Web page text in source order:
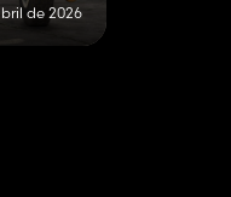
de 2026